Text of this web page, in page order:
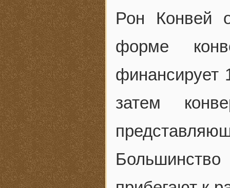
Рон Конвей
форме
финансирует
затем